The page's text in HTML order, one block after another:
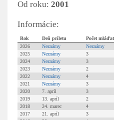
Od roku: 2001
Informácie:
Rok Deň príletu Počet mláďat
2026
Neznámy Neznámy
2025
Neznámy 3
2024
Neznámy 3
2023
Neznámy 2
2022
Neznámy 4
2021
Neznámy 3
2020
7. apríl 3
2019
13. apríl 2
2018
24. marec 4
2017
21. apríl 3